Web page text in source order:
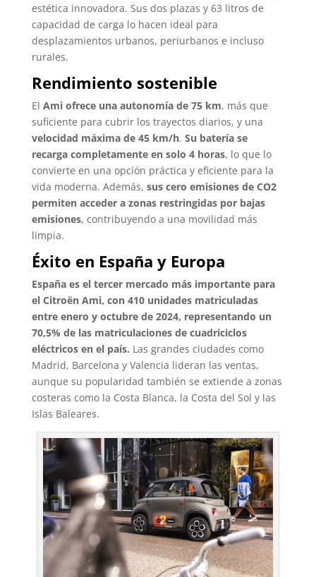
estética innovadora. Sus dos plazas y 63 litros de
capacidad de carga lo hacen ideal para
desplazamientos urbanos, periurbanos e incluso
rurales.
Rendimiento sostenible
El Ami ofrece una autonomía de 75 km, más que
suficiente para cubrir los trayectos diarios, y una
velocidad máxima de 45 km/h. Su batería se
recarga completamente en solo 4 horas, lo que lo
convierte en una opción práctica y eficiente para la
vida moderna. Además, sus cero emisiones de CO2
permiten acceder a zonas restringidas por bajas
emisiones, contribuyendo a una movilidad más
limpia.
Éxito en España y Europa
España es el tercer mercado más importante para
el Citroën Ami, con 410 unidades matriculadas
entre enero y octubre de 2024, representando un
70,5% de las matriculaciones de cuadriciclos
eléctricos en el país. Las grandes ciudades como
Madrid, Barcelona y Valencia lideran las ventas,
aunque su popularidad también se extiende a zonas
costeras como la Costa Blanca, la Costa del Sol y las
Islas Baleares.